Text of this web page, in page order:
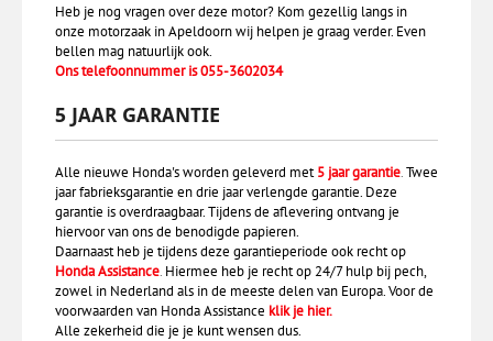
Heb je nog vragen over deze motor? Kom gezellig langs in
onze motorzaak in Apeldoorn wij helpen je graag verder. Even
bellen mag natuurlijk ook.
Ons telefoonnummer is 055-3602034
5 JAAR GARANTIE
Alle nieuwe Honda's worden geleverd met 5 jaar garantie.Twee
jaar fabrieksgarantie en drie jaar verlengde garantie. Deze
garantie is overdraagbaar. Tijdens de aflevering ontvang je
hiervoor van ons de benodigde papieren.
Daarnaast heb je tijdens deze garantieperiode ook recht op
Honda Assistance. Hiermee heb je recht op 24/7 hulp bij pech,
zowel in Nederland als in de meeste delen van Europa. Voor de
voorwaarden van Honda Assistance klik je hier.
Alle zekerheid die je je kunt wensen dus.